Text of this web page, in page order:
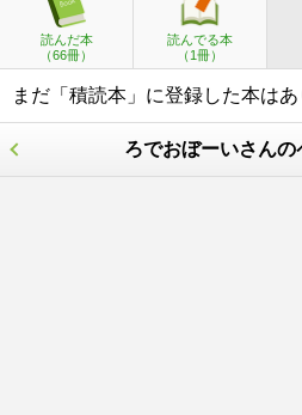
読んだ本
（66冊）
読んでる本
（1冊）
まだ「積読本」に登録した本はあ
ろでおぼーいさんの